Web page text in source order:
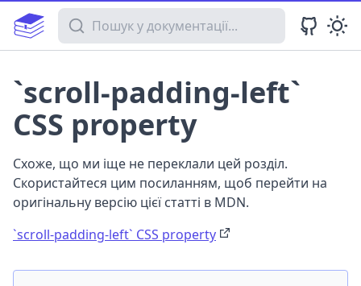
Пошук у документації
`scroll-padding-left`
CSS property
Схоже, що ми іще не переклали цей розділ.
Скористайтеся цим посиланням, щоб перейти на
оригінальну версію цієї статті в MDN.
`scroll-padding-left` CSS property